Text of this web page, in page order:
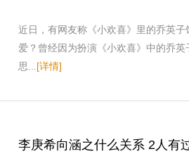
近日，有网友称《小欢喜》里的乔英
爱？曾经因为扮演《小欢喜》中的乔
思...[详情]
李庚希向涵之什么关系 2人有